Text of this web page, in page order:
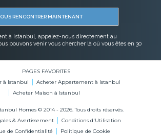
RENCONTRER MAINTENANT
à Istanbul, appelez-nous directement au
pouvons venir vous chercher là où vous êtes en 30
PAGES FAVORITES
à Istanbul
Acheter Appartement à Istanbul
Acheter Maison à Istanbul
Homes © 2014 - 2026. Tous droits réservés.
& Avertissement
Conditions d'Utilisation
de Confidentialité
Politique de Cookie